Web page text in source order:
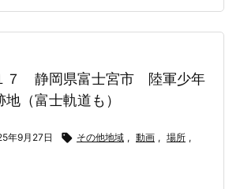
７ 静岡県富士宮市 陸軍少年
（富士軌道も）
年9月27日  その他地域 , 動画 , 場所 ,